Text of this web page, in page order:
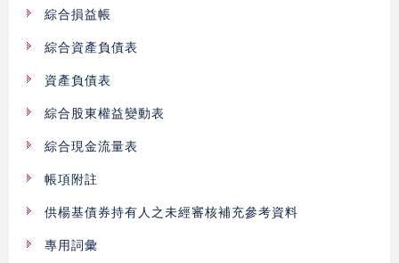
綜合損益帳
綜合資產負債表
資產負債表
綜合股東權益變動表
綜合現金流量表
帳項附註
供楊基債券持有人之未經審核補充參考資料
專用詞彙